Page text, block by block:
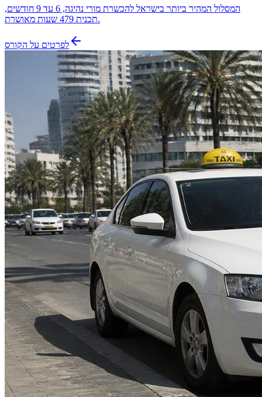
המסלול המהיר ביותר בישראל להכשרת מורי נהיגה, 6 עד 9 חודשים,
תכנית 479 שעות מאושרת.
לפרטים על הקורס